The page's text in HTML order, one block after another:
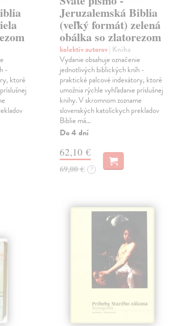
-
ktoré
Jeruzalemská Biblia
(veľký formát) zelená
obálka so zlatorezom
kolektív autorov| Kniha
Vydanie obsahuje označenie
jednotlivých biblických kníh -
praktické palcové indexátory, ktoré
umožnia rýchle vyhľadanie príslušnej
knihy. V skromnom zozname
slovenských katolíckych prekladov
Biblie má…
Do 4 dní
62,10 €
69,00 € ?